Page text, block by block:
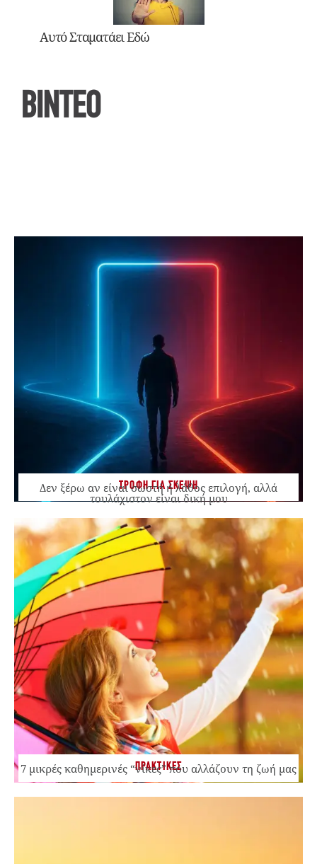
Αυτό Σταματάει Εδώ
ΒΙΝΤΕΟ
ΤΡΟΦΗ ΓΙΑ ΣΚΕΨΗ
Δεν ξέρω αν είναι σωστή ή λάθος επιλογή, αλλά
τουλάχιστον είναι δική μου
ΠΡΑΚΤΙΚΕΣ
7 μικρές καθημερινές “νίκες” που αλλάζουν τη ζωή μας